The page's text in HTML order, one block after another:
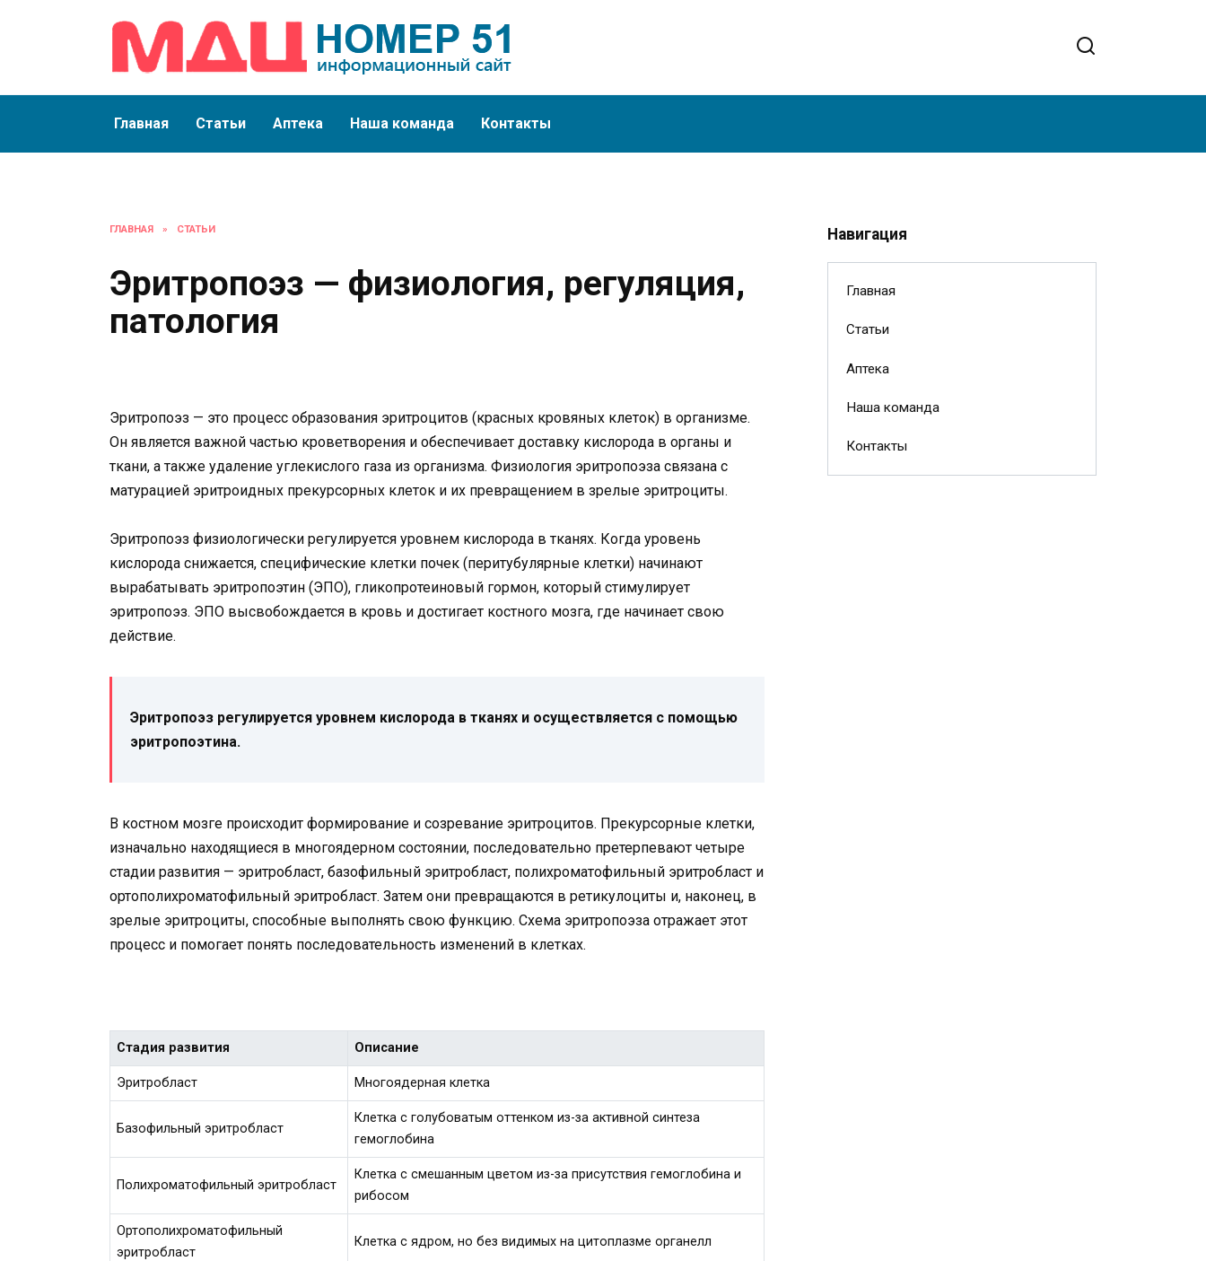
Главная Статьи Аптека Наша команда Контакты
ГЛАВНАЯ » СТАТЬИ
Эритропоэз — физиология, регуляция,
патология
Эритропоэз — это процесс образования эритроцитов (красных кровяных клеток) в организме.
Он является важной частью кроветворения и обеспечивает доставку кислорода в органы и
ткани, а также удаление углекислого газа из организма. Физиология эритропоэза связана с
матурацией эритроидных прекурсорных клеток и их превращением в зрелые эритроциты.
Эритропоэз физиологически регулируется уровнем кислорода в тканях. Когда уровень
кислорода снижается, специфические клетки почек (перитубулярные клетки) начинают
вырабатывать эритропоэтин (ЭПО), гликопротеиновый гормон, который стимулирует
эритропоэз. ЭПО высвобождается в кровь и достигает костного мозга, где начинает свою
действие.
Эритропоэз регулируется уровнем кислорода в тканях и осуществляется с помощью
эритропоэтина.
В костном мозге происходит формирование и созревание эритроцитов. Прекурсорные клетки,
изначально находящиеся в многоядерном состоянии, последовательно претерпевают четыре
стадии развития — эритробласт, базофильный эритробласт, полихроматофильный эритробласт и
ортополихроматофильный эритробласт. Затем они превращаются в ретикулоциты и, наконец, в
зрелые эритроциты, способные выполнять свою функцию. Схема эритропоэза отражает этот
процесс и помогает понять последовательность изменений в клетках.
Стадия развития Описание
Эритробласт Многоядерная клетка
Базофильный эритробласт
Клетка с голубоватым оттенком из-за активной синтеза
гемоглобина
Полихроматофильный эритробласт
Клетка с смешанным цветом из-за присутствия гемоглобина и
рибосом
Ортополихроматофильный
эритробласт
Клетка с ядром, но без видимых на цитоплазме органелл
Навигация
Главная
Статьи
Аптека
Наша команда
Контакты